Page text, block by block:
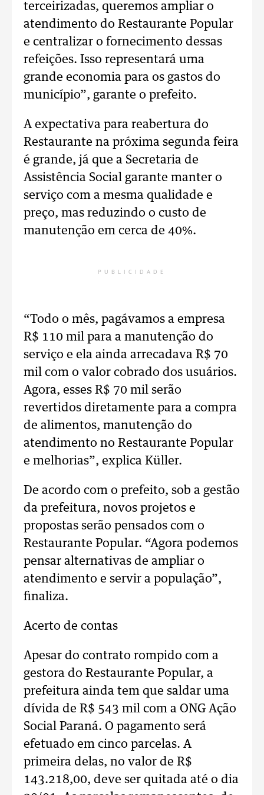
terceirizadas, queremos ampliar o
atendimento do Restaurante Popular
e centralizar o fornecimento dessas
refeições. Isso representará uma
grande economia para os gastos do
município”, garante o prefeito.
A expectativa para reabertura do
Restaurante na próxima segunda feira
é grande, já que a Secretaria de
Assistência Social garante manter o
serviço com a mesma qualidade e
preço, mas reduzindo o custo de
manutenção em cerca de 40%.
PUBLICIDADE
“Todo o mês, pagávamos a empresa
R$ 110 mil para a manutenção do
serviço e ela ainda arrecadava R$ 70
mil com o valor cobrado dos usuários.
Agora, esses R$ 70 mil serão
revertidos diretamente para a compra
de alimentos, manutenção do
atendimento no Restaurante Popular
e melhorias”, explica Küller.
De acordo com o prefeito, sob a gestão
da prefeitura, novos projetos e
propostas serão pensados com o
Restaurante Popular. “Agora podemos
pensar alternativas de ampliar o
atendimento e servir a população”,
finaliza.
Acerto de contas
Apesar do contrato rompido com a
gestora do Restaurante Popular, a
prefeitura ainda tem que saldar uma
dívida de R$ 543 mil com a ONG Ação
Social Paraná. O pagamento será
efetuado em cinco parcelas. A
primeira delas, no valor de R$
143.218,00, deve ser quitada até o dia